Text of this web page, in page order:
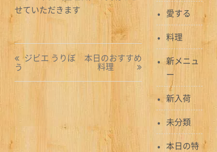
せていただきます
投
稿
ジビエ うりぼ
う
本日のおすすめ
料理
愛する
料理
新メニュ
ー
新入荷
未分類
本日の特